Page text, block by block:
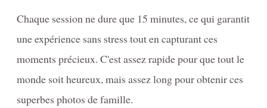
Chaque session ne dure que 15 minutes, ce qui garantit
une expérience sans stress tout en capturant ces
moments précieux. C'est assez rapide pour que tout le
monde soit heureux, mais assez long pour obtenir ces
superbes photos de famille.